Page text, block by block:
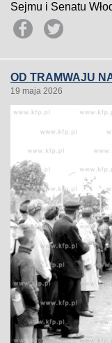
Sejmu i Senatu
OD TRAMWAJU
19 maja 2026